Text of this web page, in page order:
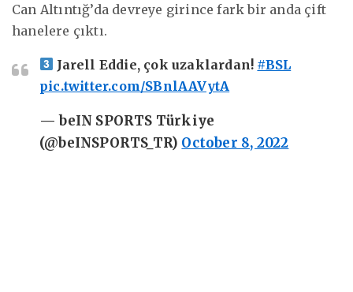
Can Altıntığ’da devreye girince fark bir anda çift
hanelere çıktı.
Jarell Eddie, çok uzaklardan! #BSL
pic.twitter.com/SBnlAAVytA
— beIN SPORTS Türkiye
(@beINSPORTS_TR) October 8, 2022